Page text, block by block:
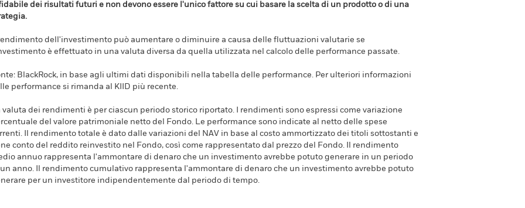
dei risultati futuri e non devono essere l'unico fattore su cui basare la scelta di un prodotto o di una
rendimento dell'investimento può aumentare o diminuire a causa delle fluttuazioni valutarie se
è effettuato in una valuta diversa da quella utilizzata nel calcolo delle performance passate.
BlackRock, in base agli ultimi dati disponibili nella tabella delle performance. Per ulteriori informazioni
performance si rimanda al KIID più recente.
valuta dei rendimenti è per ciascun periodo storico riportato. I rendimenti sono espressi come variazione
del valore patrimoniale netto del Fondo. Le performance sono indicate al netto delle spese
Il rendimento totale è dato dalle variazioni del NAV in base al costo ammortizzato dei titoli sottostanti e
conto del reddito reinvestito nel Fondo, così come rappresentato dal prezzo del Fondo. Il rendimento
annuo rappresenta l'ammontare di denaro che un investimento avrebbe potuto generare in un periodo
anno. Il rendimento cumulativo rappresenta l'ammontare di denaro che un investimento avrebbe potuto
per un investitore indipendentemente dal periodo di tempo.